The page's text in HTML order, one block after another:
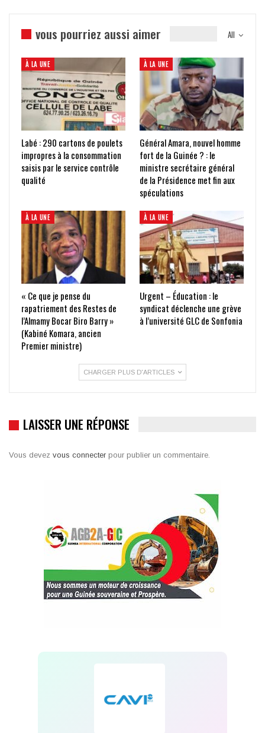
All
vous pourriez aussi aimer
À LA UNE
Labé : 290 cartons de poulets
impropres à la consommation
saisis par le service contrôle
qualité
À LA UNE
Général Amara, nouvel homme
fort de la Guinée ? : le
ministre secrétaire général
de la Présidence met fin aux
spéculations
À LA UNE
« Ce que je pense du
rapatriement des Restes de
l’Almamy Bocar Biro Barry »
(Kabiné Komara, ancien
Premier ministre)
À LA UNE
Urgent – Éducation : le
syndicat déclenche une grève
à l’université GLC de Sonfonia
CHARGER PLUS D'ARTICLES
LAISSER UNE RÉPONSE
Vous devez vous connecter pour publier un commentaire.